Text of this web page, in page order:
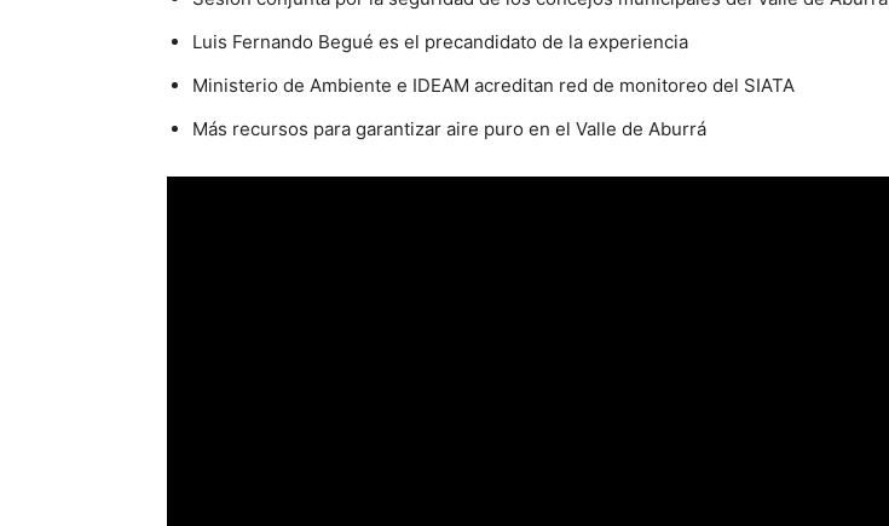
Luis Fernando Begué es el precandidato de la experiencia
Ministerio de Ambiente e IDEAM acreditan red de monitoreo del SIATA
Más recursos para garantizar aire puro en el Valle de Aburrá